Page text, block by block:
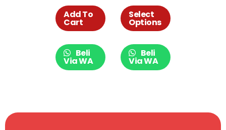
Karet, Tahan
lama. 032-40
Add To
Cart
Beli
Via WA
Mangkok 005-
01
Select
Options
Beli
Via WA